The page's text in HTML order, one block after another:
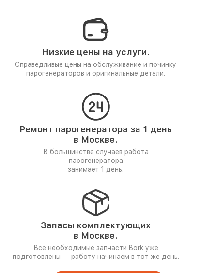
Низкие цены на услуги.
Справедливые цены на обслуживание и починку
парогенераторов и оригинальные детали.
Ремонт парогенератора за 1 день
в Москве.
В большинстве случаев работа
парогенератора
занимает 1 день.
Запасы комплектующих
в Москве.
Все необходимые запчасти Bork уже
подготовлены — работу начинаем в тот же день.